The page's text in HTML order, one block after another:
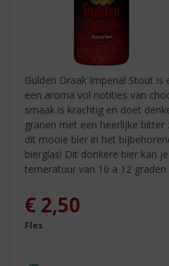
Gulden Draak Imperial Stout is
een aroma vol notities van
smaak is krachtig en doet
granen met een heerlijke
dit mooie bier in het
bierglas! Dit donkere bier kan
temeratuur van 10 a 12 graden
€ 2,50
Fles